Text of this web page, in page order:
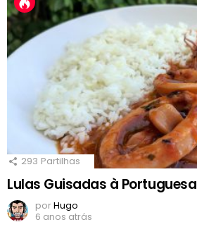
293 Partilhas
Lulas Guisadas à Portuguesa
porHugo
6 anos atrás